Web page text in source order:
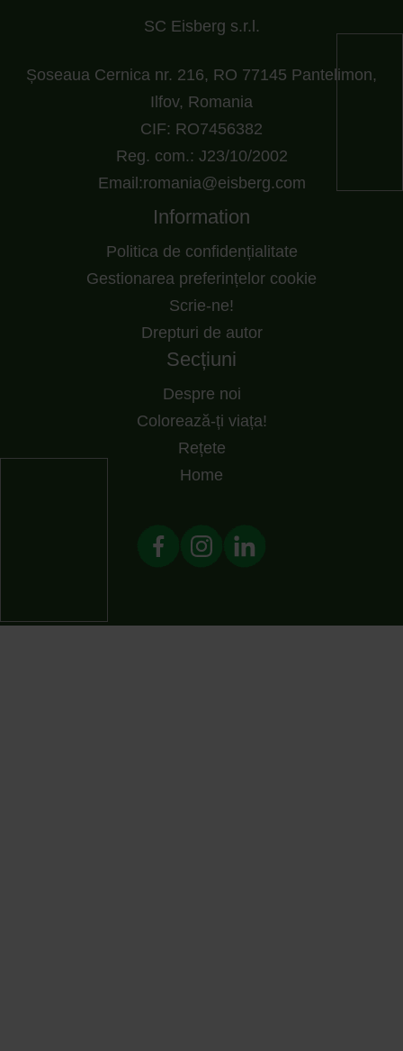
SC Eisberg s.r.l.
Șoseaua Cernica nr. 216, RO 77145 Pantelimon,
Ilfov, Romania
CIF: RO7456382
Reg. com.: J23/10/2002
Email:romania@eisberg.com
Information
Politica de confidențialitate
Gestionarea preferințelor cookie
Scrie-ne!
Drepturi de autor
Secțiuni
Despre noi
Colorează-ți viața!
Rețete
Home